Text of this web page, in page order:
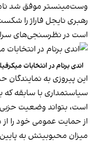
وست‌مینستر موفق شد
رهبری نایجل فاراژ را
است در نظرسنجی‌های
اندی برنام در انتخابات
این پیروزی به نمایندگان
سیاستمداری با سابقه
است، بتواند وضعیت حزبی
از حمایت عمومی خود را
میزان محبوبیتش به